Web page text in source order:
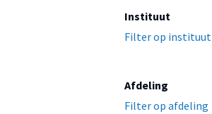
Instituut
Filter op instituut
Afdeling
Filter op afdeling